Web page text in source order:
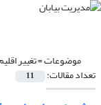
موضوعات =تغییر
تعداد مقالات: 11